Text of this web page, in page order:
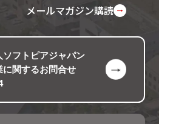
メールマガジン購読
ソフトピアジャパン
に関するお問合せ